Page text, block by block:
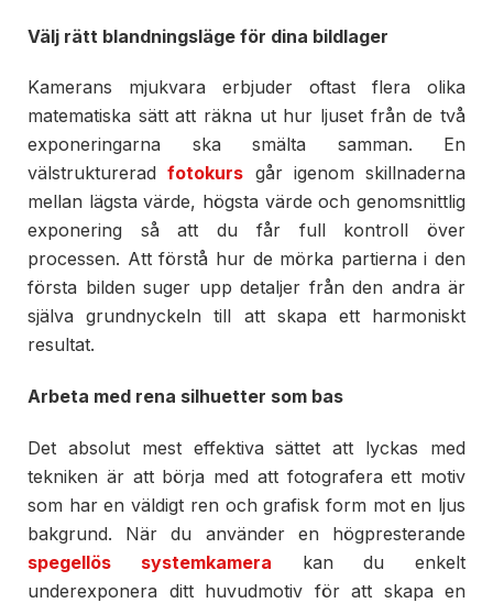
Välj rätt blandningsläge för dina bildlager
Kamerans mjukvara erbjuder oftast flera olika
matematiska sätt att räkna ut hur ljuset från de två
exponeringarna ska smälta samman. En
välstruktureradfotokurs går igenom skillnaderna
mellan lägsta värde, högsta värde och genomsnittlig
exponering så att du får full kontroll över
processen. Att förstå hur de mörka partierna i den
första bilden suger upp detaljer från den andra är
själva grundnyckeln till att skapa ett harmoniskt
resultat.
Arbeta med rena silhuetter som bas
Det absolut mest effektiva sättet att lyckas med
tekniken är att börja med att fotografera ett motiv
som har en väldigt ren och grafisk form mot en ljus
bakgrund. När du använder en högpresterande
spegellös systemkamera kan du enkelt
underexponera ditt huvudmotiv för att skapa en